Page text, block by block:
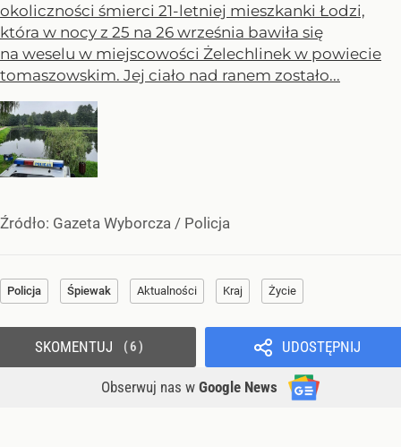
okoliczności śmierci 21-letniej mieszkanki Łodzi,
która w nocy z 25 na 26 września bawiła się
na weselu w miejscowości Żelechlinek w powiecie
tomaszowskim. Jej ciało nad ranem zostało...
Źródło: Gazeta Wyborcza / Policja
Policja Śpiewak Aktualności Kraj Życie
UDOSTĘPNIJ
Obserwuj nas w Google News
SKOMENTUJ 6